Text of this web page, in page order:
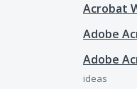
Acrobat
Adobe
Adobe
ideas